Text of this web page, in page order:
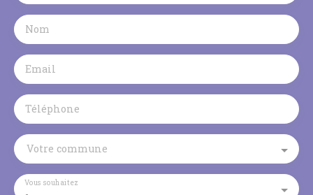
Nom
Email
Téléphone
Votre commune
Vous souhaitez